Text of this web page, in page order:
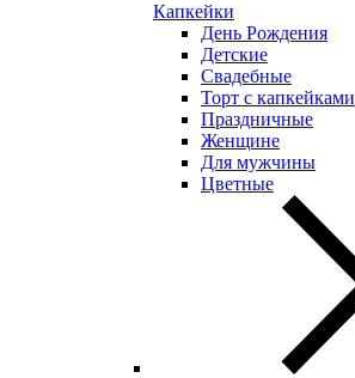
Капкейки
День Рождения
Детские
Свадебные
Торт с капкейками
Праздничные
Женщине
Для мужчины
Цветные